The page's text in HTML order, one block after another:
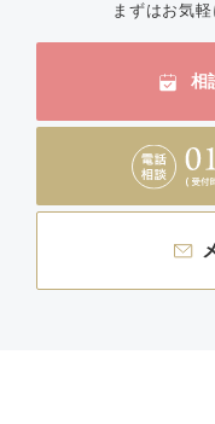
まずはお気
相